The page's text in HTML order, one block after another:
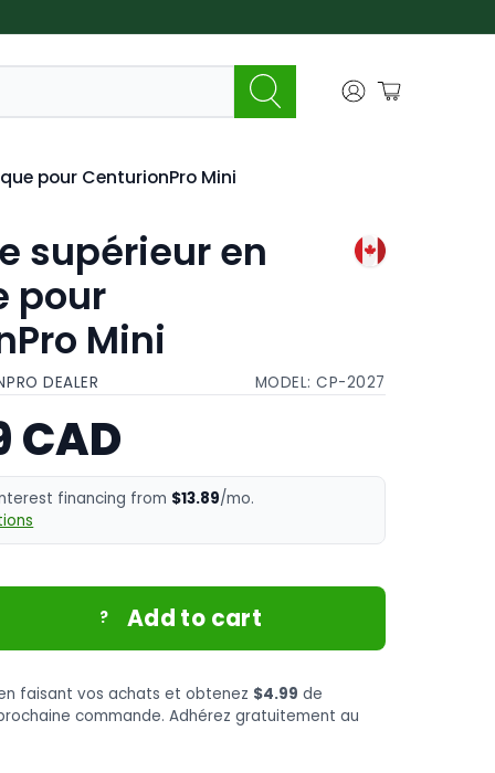
pour CenturionPro Mini
supérieur en
pour
Mini
DEALER MODEL:CP-2027
CAD
financing from $13.89/mo.
? Add to cart
faisant vos achats et obtenez $4.99 de
commande. Adhérez gratuitement au